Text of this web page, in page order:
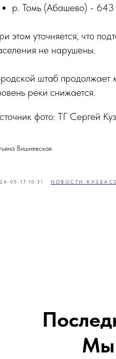
р. Томь (Абашево) - 643
этом уточняется, что
не нарушены.
штаб
реки снижается.
фото: ТГ Сергей
Вишневская
05-17 10:31 НОВОСТИ
Мы